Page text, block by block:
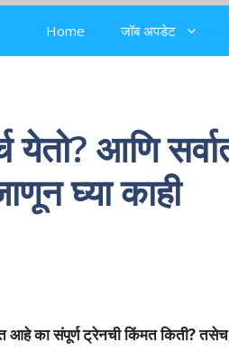
Home जॉब अपडेट
येतो? आणि
घ्या काही
आहे का संपूर्ण ट्रेनची किंमत किती?